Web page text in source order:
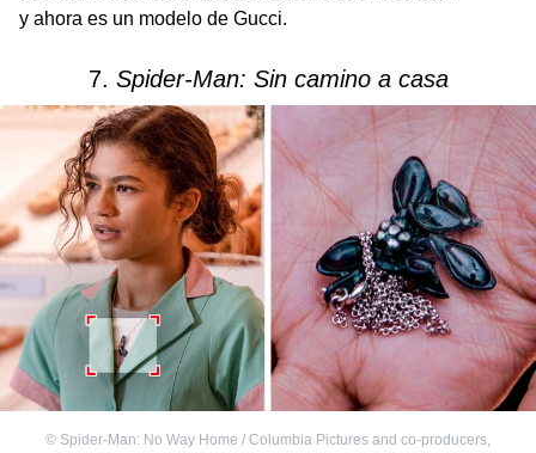
y ahora es un modelo de Gucci.
7. Spider-Man: Sin camino a casa
© Spider-Man: No Way Home / Columbia Pictures and co-producers,